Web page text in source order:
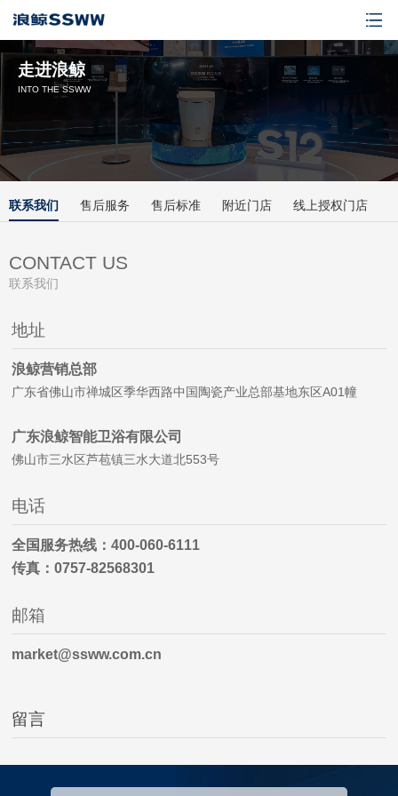
走进浪鲸
INTO THE SSWW
联系我们 售后服务 售后标准 附近门店 线上授权门店
CONTACT US
联系我们
地址
浪鲸营销总部
广东省佛山市禅城区季华西路中国陶瓷产业总部基地东区A01幢
广东浪鲸智能卫浴有限公司
佛山市三水区芦苞镇三水大道北553号
电话
全国服务热线：400-060-6111
传真：0757-82568301
邮箱
market@ssww.com.cn
留言